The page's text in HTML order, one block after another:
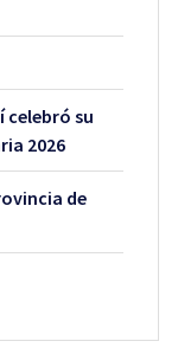
celebró su
2026
de